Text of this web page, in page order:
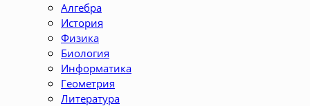
Алгебра
История
Физика
Биология
Информатика
Геометрия
Литература